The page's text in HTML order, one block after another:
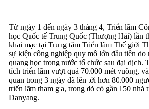
Từ ngày 1 đến ngày 3 tháng 4, Triển lãm
học Quốc tế Trung Quốc (Thượng Hải) lần
khai mạc tại Trung tâm Triển lãm Thế giới
sự kiện công nghiệp quy mô lớn đầu tiên do
quang học trong nước tổ chức sau đại dịch.
tích triển lãm vượt quá 70.000 mét vuông,
quan trong 3 ngày đã lên tới hơn 80.000
triển lãm tham gia, trong đó có gần 150 nhà
Danyang.